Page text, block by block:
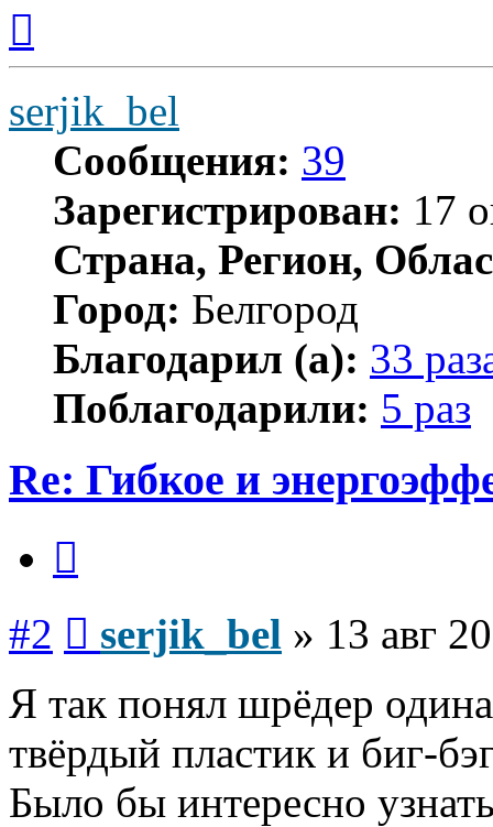
началу
serjik_bel
Сообщения: 39
Зарегистрирован: 17
Страна, Регион,
Город: Белгород
Благодарил (а): 33
Поблагодарили: 5 раз
Re: Гибкое и
#2 serjik_bel » 13 авг
Я так понял шрёдер
твёрдый пластик и биг-
Было бы интересно